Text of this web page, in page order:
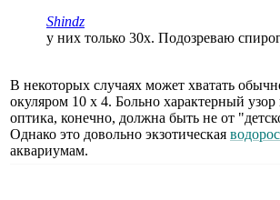
Shindz
у них только 30х. Подозреваю
В некоторых случаях может хватать
окуляром 10 x 4. Больно характерный
оптика, конечно, должна быть не от
Однако это довольно экзотическая
аквариумам.